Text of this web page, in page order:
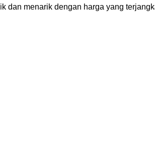
dan menarik dengan harga yang